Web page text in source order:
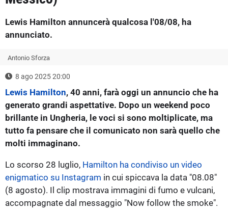
Lewis Hamilton annuncerà qualcosa l'08/08, ha
annunciato.
Antonio Sforza
8 ago 2025 20:00
Lewis Hamilton, 40 anni, farà oggi un annuncio che ha
generato grandi aspettative. Dopo un weekend poco
brillante in Ungheria, le voci si sono moltiplicate, ma
tutto fa pensare che il comunicato non sarà quello che
molti immaginano.
Lo scorso 28 luglio, Hamilton ha condiviso un video
enigmatico su Instagram in cui spiccava la data "08.08"
(8 agosto). Il clip mostrava immagini di fumo e vulcani,
accompagnate dal messaggio "Now follow the smoke".